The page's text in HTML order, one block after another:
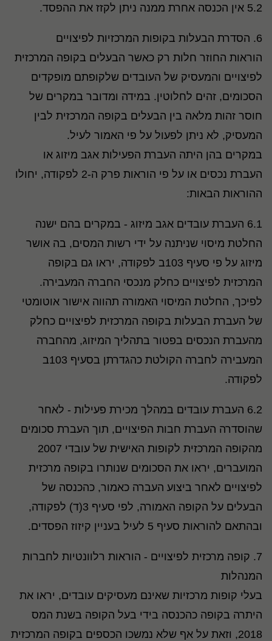
5.2 אין הכנסה אחרת ממנה ניתן לקזז את ההפסד.
6. הסדרת הבעלות בקופות המרכזיות לפיצויים
הוראות החוזר חלות רק כאשר הבעלים בקופה המרכזית
לפיצויים והמעסיק של העובדים שלקופתם מופקדים
הסכומים, זהים לחלוטין. במידה ומדובר במקרים של
חוסר זהות מלאה בין הבעלים בקופה המרכזית לבין
המעסיק, לא ניתן לפעול על פי האמור לעיל.
במקרים בהן היתה העברת הפעילות אגב מיזוג או
העברת נכסים או על פי הוראות פרק ה-2 לפקודה, יחולו
ההוראות הבאות:
6.1 העברת עובדים אגב מיזוג - במקרים בהם ישנה
החלטת מיסוי שניתנה על ידי רשות המסים, בה אושר
מיזוג על פי סעיף 103ב לפקודה, יראו גם בקופה
המרכזית לפיצויים כחלק מנכסי החברה המעבירה.
לפיכך, החלטת המיסוי האמורה תהווה אישור אוטומטי
של העברת הבעלות בקופה המרכזית לפיצויים כחלק
מהעברת הנכסים בפטור בתהליך המיזוג, מהחברה
המעבירה לחברה הקולטת כהגדרתן בסעיף 103ב
לפקודה.
6.2 העברת עובדים במהלך מכירת פעילות - לאחר
שהוסדרה העברת חבות הפיצויים, תוך העברת סכומים
מהקופה המרכזית לקופות האישית של עובדי 2007
המועברים, יראו את הסכומים שנותרו בקופה מרכזית
לפיצויים לאחר ביצוע העברה כאמור, כהכנסה של
הבעלים על הקופה האמורה, לפי סעיף 3(ד) לפקודה,
ובהתאם להוראות סעיף 5 לעיל בעניין קיזוז הפסדים.
7. קופה מרכזית לפיצויים - הוראות רלוונטיות לחברות
המנהלות
בעלי קופות מרכזיות שאינם מעסיקים עובדים, יראו את
היתרה בקופה כהכנסה בידי בעל הקופה בשנת המס
2018, וזאת על אף שלא נמשכו הכספים בקופה המרכזית